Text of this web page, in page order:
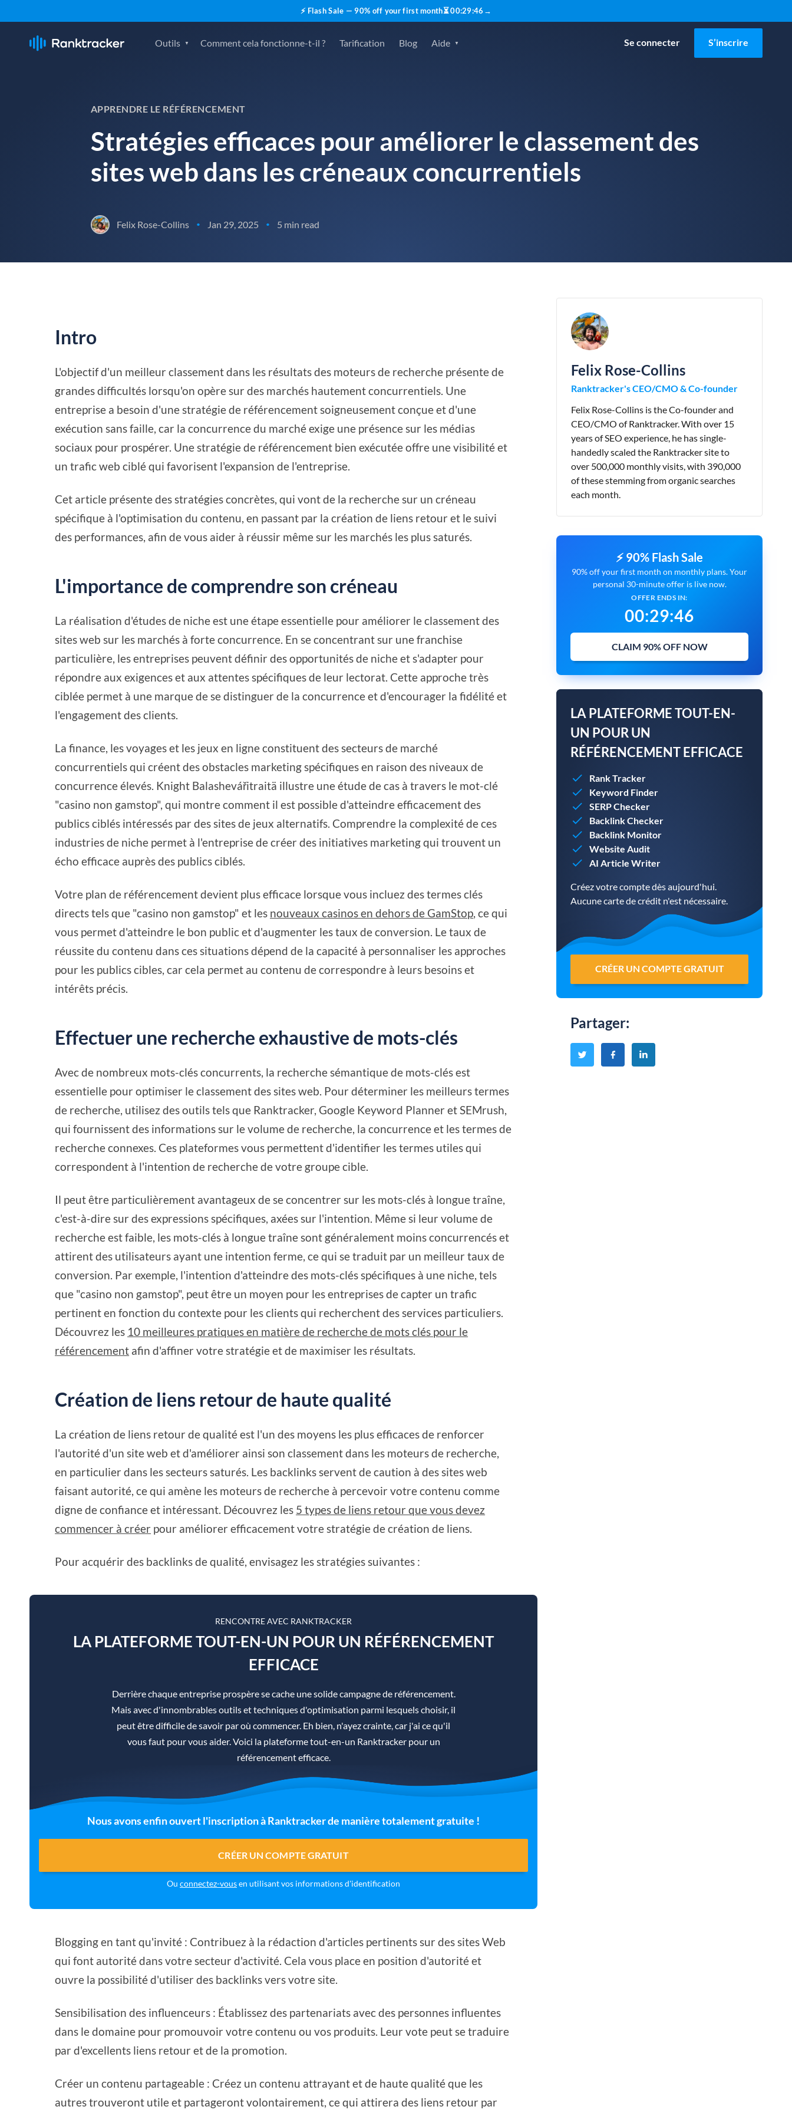
⚡ Flash Sale — 90% off your first month⏳00:29:45 →
Outils Comment cela fonctionne-t-il ? Tarification Blog Aide Se connecter S’inscrire
APPRENDRE LE RÉFÉRENCEMENT
Stratégies efficaces pour améliorer le classement des
sites web dans les créneaux concurrentiels
Felix Rose-Collins • Jan 29, 2025 • 5 min read
Intro
L'objectif d'un meilleur classement dans les résultats des moteurs de recherche présente de
grandes difficultés lorsqu'on opère sur des marchés hautement concurrentiels. Une
entreprise a besoin d'une stratégie de référencement soigneusement conçue et d'une
exécution sans faille, car la concurrence du marché exige une présence sur les médias
sociaux pour prospérer. Une stratégie de référencement bien exécutée offre une visibilité et
un trafic web ciblé qui favorisent l'expansion de l'entreprise.
Cet article présente des stratégies concrètes, qui vont de la recherche sur un créneau
spécifique à l'optimisation du contenu, en passant par la création de liens retour et le suivi
des performances, afin de vous aider à réussir même sur les marchés les plus saturés.
L'importance de comprendre son créneau
La réalisation d'études de niche est une étape essentielle pour améliorer le classement des
sites web sur les marchés à forte concurrence. En se concentrant sur une franchise
particulière, les entreprises peuvent définir des opportunités de niche et s'adapter pour
répondre aux exigences et aux attentes spécifiques de leur lectorat. Cette approche très
ciblée permet à une marque de se distinguer de la concurrence et d'encourager la fidélité et
l'engagement des clients.
La finance, les voyages et les jeux en ligne constituent des secteurs de marché
concurrentiels qui créent des obstacles marketing spécifiques en raison des niveaux de
concurrence élevés. Knight Balashevářitraitä illustre une étude de cas à travers le mot-clé
"casino non gamstop", qui montre comment il est possible d'atteindre efficacement des
publics ciblés intéressés par des sites de jeux alternatifs. Comprendre la complexité de ces
industries de niche permet à l'entreprise de créer des initiatives marketing qui trouvent un
écho efficace auprès des publics ciblés.
Votre plan de référencement devient plus efficace lorsque vous incluez des termes clés
directs tels que "casino non gamstop" et les nouveaux casinos en dehors de GamStop, ce qui
vous permet d'atteindre le bon public et d'augmenter les taux de conversion. Le taux de
réussite du contenu dans ces situations dépend de la capacité à personnaliser les approches
pour les publics cibles, car cela permet au contenu de correspondre à leurs besoins et
intérêts précis.
Effectuer une recherche exhaustive de mots-clés
Avec de nombreux mots-clés concurrents, la recherche sémantique de mots-clés est
essentielle pour optimiser le classement des sites web. Pour déterminer les meilleurs termes
de recherche, utilisez des outils tels que Ranktracker, Google Keyword Planner et SEMrush,
qui fournissent des informations sur le volume de recherche, la concurrence et les termes de
recherche connexes. Ces plateformes vous permettent d'identifier les termes utiles qui
correspondent à l'intention de recherche de votre groupe cible.
Il peut être particulièrement avantageux de se concentrer sur les mots-clés à longue traîne,
c'est-à-dire sur des expressions spécifiques, axées sur l'intention. Même si leur volume de
recherche est faible, les mots-clés à longue traîne sont généralement moins concurrencés et
attirent des utilisateurs ayant une intention ferme, ce qui se traduit par un meilleur taux de
conversion. Par exemple, l'intention d'atteindre des mots-clés spécifiques à une niche, tels
que "casino non gamstop", peut être un moyen pour les entreprises de capter un trafic
pertinent en fonction du contexte pour les clients qui recherchent des services particuliers.
Découvrez les 10 meilleures pratiques en matière de recherche de mots clés pour le
référencement afin d'affiner votre stratégie et de maximiser les résultats.
Création de liens retour de haute qualité
La création de liens retour de qualité est l'un des moyens les plus efficaces de renforcer
l'autorité d'un site web et d'améliorer ainsi son classement dans les moteurs de recherche,
en particulier dans les secteurs saturés. Les backlinks servent de caution à des sites web
faisant autorité, ce qui amène les moteurs de recherche à percevoir votre contenu comme
digne de confiance et intéressant. Découvrez les 5 types de liens retour que vous devez
commencer à créer pour améliorer efficacement votre stratégie de création de liens.
Pour acquérir des backlinks de qualité, envisagez les stratégies suivantes :
RENCONTRE AVEC RANKTRACKER
LA PLATEFORME TOUT-EN-UN POUR UN RÉFÉRENCEMENT
EFFICACE
Derrière chaque entreprise prospère se cache une solide campagne de référencement.
Mais avec d'innombrables outils et techniques d'optimisation parmi lesquels choisir, il
peut être difficile de savoir par où commencer. Eh bien, n'ayez crainte, car j'ai ce qu'il
vous faut pour vous aider. Voici la plateforme tout-en-un Ranktracker pour un
référencement efficace.
Nous avons enfin ouvert l'inscription à Ranktracker de manière totalement gratuite !
CRÉER UN COMPTE GRATUIT
Ou connectez-vousen utilisant vos informations d'identification
Blogging en tant qu'invité : Contribuez à la rédaction d'articles pertinents sur des sites Web
qui font autorité dans votre secteur d'activité. Cela vous place en position d'autorité et
ouvre la possibilité d'utiliser des backlinks vers votre site.
Sensibilisation des influenceurs : Établissez des partenariats avec des personnes influentes
dans le domaine pour promouvoir votre contenu ou vos produits. Leur vote peut se traduire
par d'excellents liens retour et de la promotion.
Créer un contenu partageable : Créez un contenu attrayant et de haute qualité que les
autres trouveront utile et partageront volontairement, ce qui attirera des liens retour par
Felix Rose-Collins
Ranktracker's CEO/CMO & Co-founder
Felix Rose-Collins is the Co-founder and
CEO/CMO of Ranktracker. With over 15
years of SEO experience, he has single-
handedly scaled the Ranktracker site to
over 500,000 monthly visits, with 390,000
of these stemming from organic searches
each month.
⚡ 90% Flash Sale
90% off your first month on monthly plans. Your
personal 30-minute offer is live now.
OFFER ENDS IN:
00:29:45
CLAIM 90% OFF NOW
LA PLATEFORME TOUT-EN-
UN POUR UN
RÉFÉRENCEMENT EFFICACE
Rank Tracker
Keyword Finder
SERP Checker
Backlink Checker
Backlink Monitor
Website Audit
AI Article Writer
Créez votre compte dès aujourd'hui.
Aucune carte de crédit n'est nécessaire.
CRÉER UN COMPTE GRATUIT
Partager: